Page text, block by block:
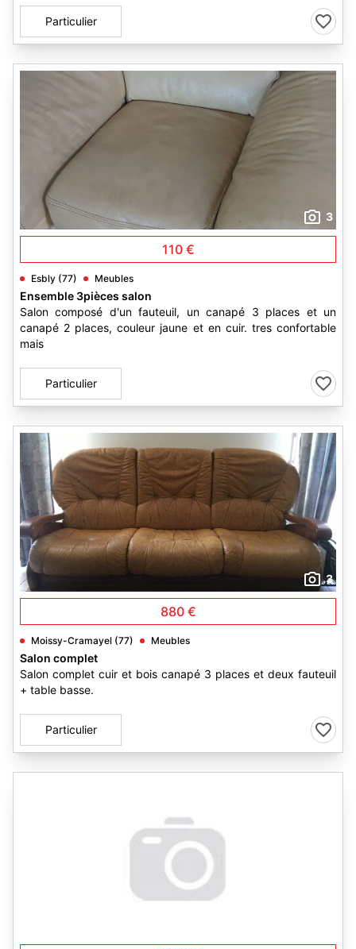
Particulier
3
110 €
Esbly (77) Meubles
Ensemble 3pièces salon
Salon composé d'un fauteuil, un canapé 3 places et un
canapé 2 places, couleur jaune et en cuir. tres confortable
mais
Particulier
3
880 €
Moissy-Cramayel (77) Meubles
Salon complet
Salon complet cuir et bois canapé 3 places et deux fauteuil
+ table basse.
Particulier